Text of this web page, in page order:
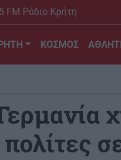
FM Ράδιο Κρήτη
ΚΟΣΜΟΣ